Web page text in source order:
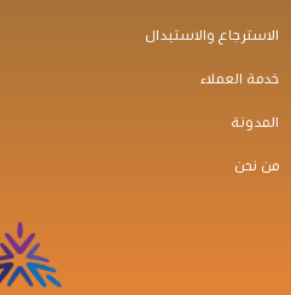
الاسترجاع والاستبدال
خدمة العملاء
المدونة
من نحن